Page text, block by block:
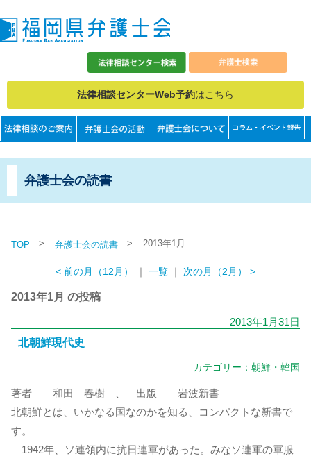
法律相談センターWeb予約はこちら
弁護士会の読書
TOP > 弁護士会の読書 > 2013年1月
< 前の月（12月） ｜ 一覧 ｜ 次の月（2月） >
2013年1月 の投稿
2013年1月31日
北朝鮮現代史
カテゴリー： 朝鮮・韓国
著者 和田 春樹 、 出版 岩波新書
北朝鮮とは、いかなる国なのかを知る、コンパクトな新書で
す。
1942年、ソ連領内に抗日連軍があった。みなソ連軍の軍服